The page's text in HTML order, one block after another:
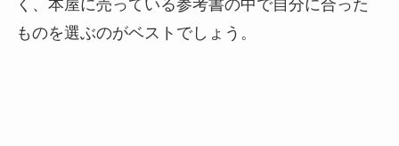
く、本屋に売っている参考書の中で自分に合った
ものを選ぶのがベストでしょう。